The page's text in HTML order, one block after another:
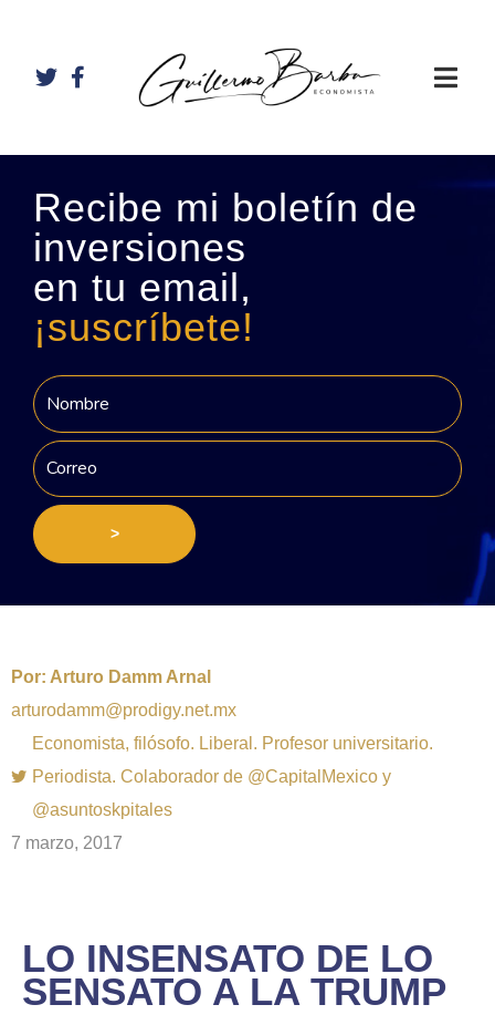
Recibe mi boletín de
inversiones
en tu email,
¡suscríbete!
>
Por: Arturo Damm Arnal
arturodamm@prodigy.net.mx
Economista, filósofo. Liberal. Profesor universitario.
Periodista. Colaborador de @CapitalMexico y
@asuntoskpitales
7 marzo, 2017
LO INSENSATO DE LO
SENSATO A LA TRUMP